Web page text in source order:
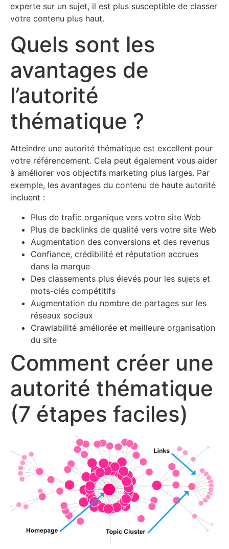
experte sur un sujet, il est plus susceptible de classer
votre contenu plus haut.
Quels sont les
avantages de
l’autorité
thématique ?
Atteindre une autorité thématique est excellent pour
votre référencement. Cela peut également vous aider
à améliorer vos objectifs marketing plus larges. Par
exemple, les avantages du contenu de haute autorité
incluent :
Plus de trafic organique vers votre site Web
Plus de backlinks de qualité vers votre site Web
Augmentation des conversions et des revenus
Confiance, crédibilité et réputation accrues
dans la marque
Des classements plus élevés pour les sujets et
mots-clés compétitifs
Augmentation du nombre de partages sur les
réseaux sociaux
Crawlabilité améliorée et meilleure organisation
du site
Comment créer une
autorité thématique
(7 étapes faciles)